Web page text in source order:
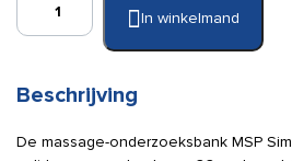
zonder
aantal
In winkelmand
Beschrijving
De massage-onderzoeksbank MSP